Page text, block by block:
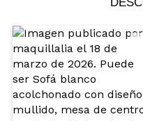
Compartir
Tu vídeo podría